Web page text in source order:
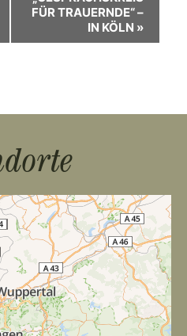
FÜR TRAUERNDE“ –
IN KÖLN »